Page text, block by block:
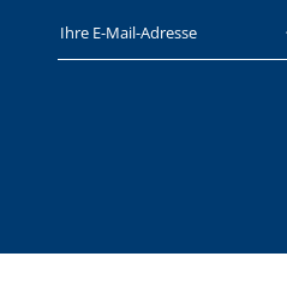
Ihre E-Mail-Adresse